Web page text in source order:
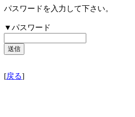
パスワードを入力して下さい。
▼パスワード
[戻る]